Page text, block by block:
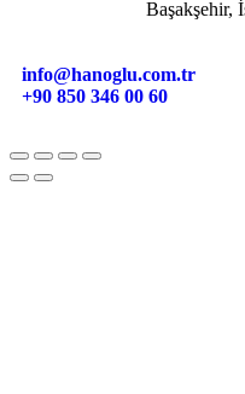
Başakşehir,
info@hanoglu.com.tr
+90 850 346 00 60